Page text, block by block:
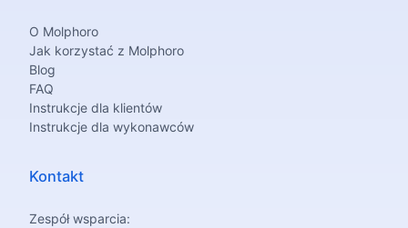
O Molphoro
Jak korzystać z Molphoro
Blog
FAQ
Instrukcje dla klientów
Instrukcje dla wykonawców
Kontakt
Zespół wsparcia: